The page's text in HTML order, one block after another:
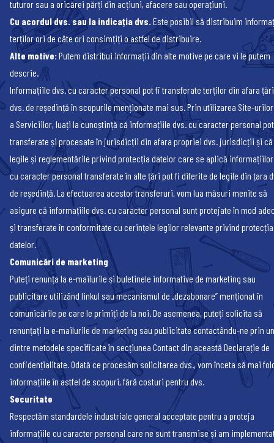
tuturor sau a oricărei părți din acțiuni, afacere sau operațiuni.
Cu acordul dvs. sau la indicația dvs. Este posibil să distribuim
terților ori de câte ori consimțiți o astfel de distribuire.
Alte motive:Putem distribui informații din alte motive pe care vi le putem
descrie.
Informațiile dvs. cu caracter personal pot fi transferate terților din afara
dvs. de reședință în scopurile menționate mai sus. Prin utilizarea Site-
a Serviciilor, luați la cunoștință că informațiile dvs. cu caracter personal
transferate și procesate în jurisdicții din afara propriei dvs. jurisdicții și că
legile și reglementările privind protecția datelor care se aplică
cu caracter personal transferate în alte țări pot fi diferite de legile din țara
de reședință. La efectuarea acestor transferuri, vom lua măsuri menite să
asigure că informațiile dvs. cu caracter personal sunt protejate în mod
și transferate în conformitate cu cerințele legilor relevante privind protecția
datelor.
Comunicări de marketing
Puteți renunța la e-mailurile și buletinele informative de marketing sau
publicitare utilizând linkul sau mecanismul de „dezabonare” menționat în
comunicările pe care le primiți de la noi. De asemenea, puteți solicita să
renunțați la e-mailurile de marketing sau publicitate contactându-ne prin
dintre metodele specificate în secțiunea Contact din această Declarație de
confidențialitate. Odată ce procesăm solicitarea dvs., vom înceta să mai
informațiile în astfel de scopuri, fără costuri pentru dvs.
Securitate
Respectăm standardele industriale general acceptate pentru a proteja
informațiile cu caracter personal care ne sunt transmise și am